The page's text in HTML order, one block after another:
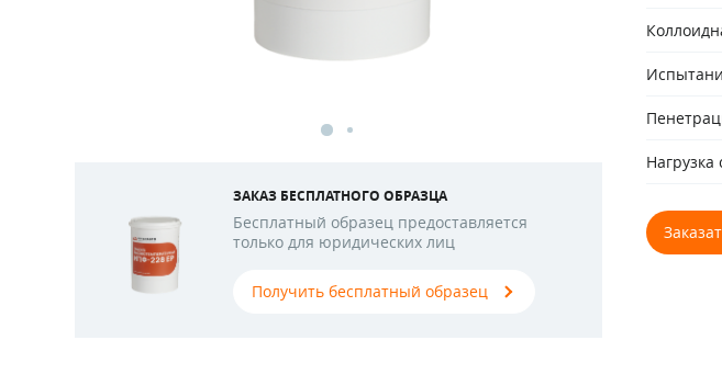
ЗАКАЗ БЕСПЛАТНОГО ОБРАЗЦА
Бесплатный образец предоставляется
только для юридических лиц
Получить бесплатный образец